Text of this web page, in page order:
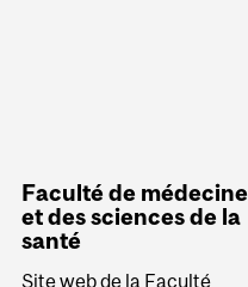
Faculté de médecine
et des sciences de la
santé
Site web de la Faculté